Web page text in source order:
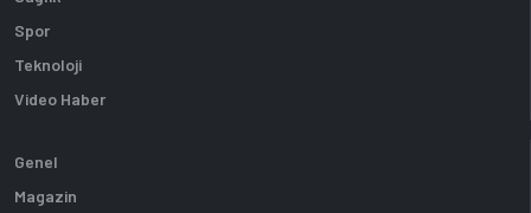
Spor
Teknoloji
Video Haber
Genel
Magazin